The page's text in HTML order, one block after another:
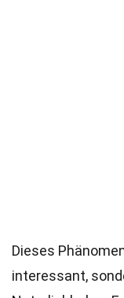
Dieses
interessant,